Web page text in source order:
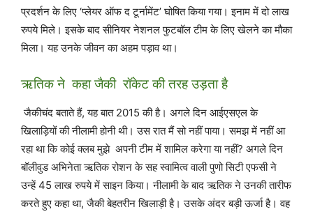
प्रदर्शन के लिए ‘प्लेयर ऑफ द टूर्नामेंट’ घोषित किया गया। इनाम में दो लाख
रुपये मिले। इसके बाद सीनियर नेशनल फुटबॉल टीम के लिए खेलने का मौका
मिला। यह उनके जीवन का अहम पड़ाव था।
ऋतिक ने कहा जैकी रॉकेट की तरह उड़ता है
जैकीचंद बताते हैं, यह बात 2015 की है। अगले दिन आईएसएल के
खिलाड़ियों की नीलामी होनी थी। उस रात मैं सो नहीं पाया। समझ में नहीं आ
रहा था कि कोई क्लब मुझे अपनी टीम में शामिल करेगा या नहीं? अगले दिन
बॉलीवुड अभिनेता ऋतिक रोशन के सह स्वामित्व वाली पुणो सिटी एफसी ने
उन्हें 45 लाख रुपये में साइन किया। नीलामी के बाद ऋतिक ने उनकी तारीफ
करते हुए कहा था, जैकी बेहतरीन खिलाड़ी है। उसके अंदर बड़ी ऊर्जा है। वह